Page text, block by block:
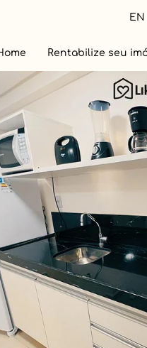
EN
Rentabilize seu